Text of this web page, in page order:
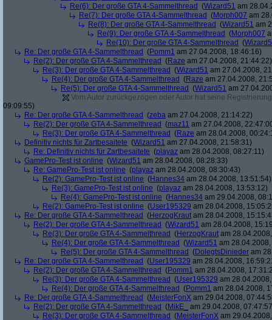
Re(6): Der große GTA 4-Sammelthread (Wizard51 am
Re(7): Der große GTA 4-Sammelthread (Morph007 am
Re(8): Der große GTA 4-Sammelthread (Wizard51 am
Re(9): Der große GTA 4-Sammelthread (Morph007
Re(10): Der große GTA 4-Sammelthread (
Re: Der große GTA 4-Sammelthread (Pomm1 am 27.04.2008, 18:46:16)
Re(2): Der große GTA 4-Sammelthread (Raze am 27.04.2008, 21:44:22)
Re(3): Der große GTA 4-Sammelthread (Wizard51 am 27.04.2008,
Re(4): Der große GTA 4-Sammelthread (Raze am 27.04.2008,
Re(5): Der große GTA 4-Sammelthread (Wizard51 am
Vom Autor zurückgezogen oder Autor hat seine
09:09:55)
Re: Der große GTA 4-Sammelthread (zeba am 27.04.2008, 21:14:22)
Re(2): Der große GTA 4-Sammelthread (maz11 am 27.04.2008,
Re(3): Der große GTA 4-Sammelthread (Raze am 28.04.2008,
Definitiv nichts für Zartbesaitete (Wizard51 am 27.04.2008, 21:58:31)
Re: Definitiv nichts für Zartbesaitete (playaz am 28.04.2008, 08:27:11)
GamePro-Test ist online (Wizard51 am 28.04.2008, 08:28:33)
Re: GamePro-Test ist online (playaz am 28.04.2008, 08:30:43)
Re(2): GamePro-Test ist online (Hannes34 am 28.04.2008, 13:51:54)
Re(3): GamePro-Test ist online (playaz am 28.04.2008, 13:53:12)
Re(4): GamePro-Test ist online (Hannes34 am 29.04.2008,
Re(2): GamePro-Test ist online (User195329 am 28.04.2008,
Re: Der große GTA 4-Sammelthread (HerzogKraut am 28.04.2008,
Re(2): Der große GTA 4-Sammelthread (Wizard51 am 28.04.2008,
Re(3): Der große GTA 4-Sammelthread (HerzogKraut am
Re(4): Der große GTA 4-Sammelthread (Wizard51 am
Re(5): Der große GTA 4-Sammelthread (DolegtsDinieder am
Re: Der große GTA 4-Sammelthread (User195329 am 28.04.2008,
Re(2): Der große GTA 4-Sammelthread (Pomm1 am 28.04.2008,
Re(3): Der große GTA 4-Sammelthread (User195329 am
Re(4): Der große GTA 4-Sammelthread (Pomm1 am 28.04.2008,
Re: Der große GTA 4-Sammelthread (MeisterFonX am 29.04.2008,
Re(2): Der große GTA 4-Sammelthread (MikE_
am 29.04.2008,
Re(3): Der große GTA 4-Sammelthread (MeisterFonX am